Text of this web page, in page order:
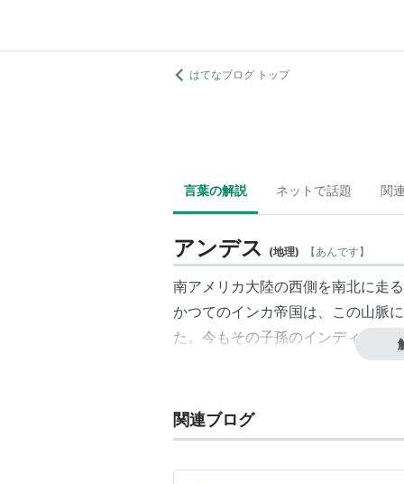
はてなブログ トップ
言葉の解説 ネットで話題 関
アンデス (地理) 【あんです】
南アメリカ大陸の西側を南北に走
かつてのインカ帝国は、この山脈
た。今もその子孫のインディオが
関連ブログ